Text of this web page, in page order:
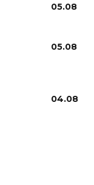
05.08
05.08
04.08